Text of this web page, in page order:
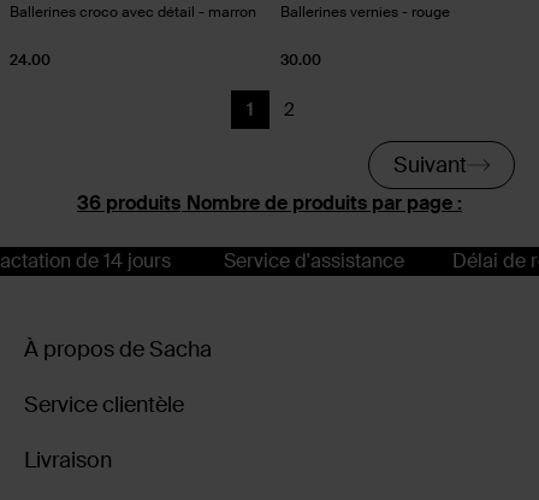
Ballerines croco avec détail - marron
24.00
Ballerines vernies - rouge
30.00
Nombre de produits par page :
Page actuelle
1
Précédent
2
Suivant
de 14 jours Service d'assistance Délai de
À propos de Sacha
Service clientèle
Livraison